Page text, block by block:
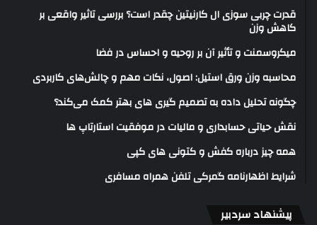
قدرت چربی سوزی ال کارنیتین چقدر است؟ بررسی تاثیر واقعی بر
کاهش وزن
میکروسمنت و تأثیر آن بر روحیه و احساس در فضا
محاسبه وزن ورق استیل: اصول، نکات مهم و چالش‌های کاربردی
چگونه تحلیل داده به تصمیم گیری های بهتر کمک می‌کند؟
نقش حیاتی حسابداری و مالیات در موفقیت استارتاپ ها
همه چیز درباره کفش و کتونی های کپی
شرایط اظهارنامه گمرکی تلفن همراه مسافری
پیشنهاد سردبیر